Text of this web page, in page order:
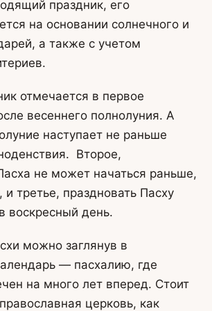
праздник, его
на основании солнечного и
а также с учетом
отмечается в первое
весеннего полнолуния. А
наступает не раньше
Второе,
не может начаться раньше,
и третье, праздновать Пасху
воскресный день.
можно заглянув в
— пасхалию, где
на много лет вперед. Стоит
церковь, как